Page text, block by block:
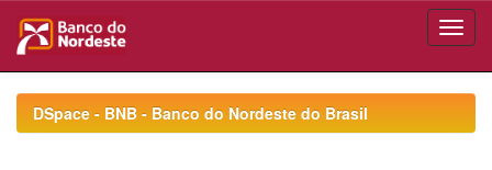
navigationDSpace - BNB - Banco do Nordeste do Brasil